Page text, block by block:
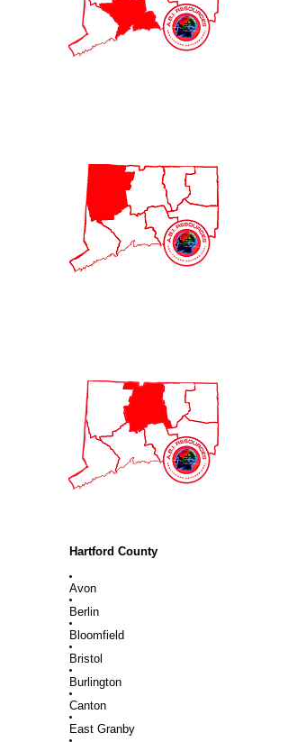
Hartford County
Avon
Berlin
Bloomfield
Bristol
Burlington
Canton
East Granby